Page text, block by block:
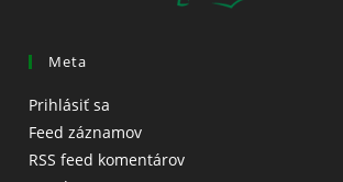
Meta
Prihlásiť sa
Feed záznamov
RSS feed komentárov